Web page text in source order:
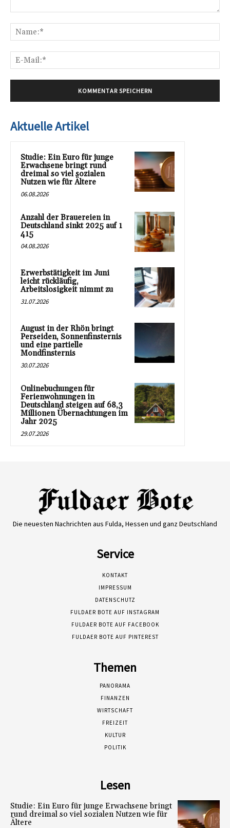
Aktuelle Artikel
Studie: Ein Euro für junge
Erwachsene bringt rund
dreimal so viel sozialen
Nutzen wie für Ältere
06.08.2026
Anzahl der Brauereien in
Deutschland sinkt 2025 auf 1
415
04.08.2026
Erwerbstätigkeit im Juni
leicht rückläufig,
Arbeitslosigkeit nimmt zu
31.07.2026
August in der Rhön bringt
Perseiden, Sonnenfinsternis
und eine partielle
Mondfinsternis
30.07.2026
Onlinebuchungen für
Ferienwohnungen in
Deutschland steigen auf 68,3
Millionen Übernachtungen im
Jahr 2025
29.07.2026
Die neuesten Nachrichten aus Fulda, Hessen und ganz Deutschland
Service
KONTAKT
IMPRESSUM
DATENSCHUTZ
FULDAER BOTE AUF INSTAGRAM
FULDAER BOTE AUF FACEBOOK
FULDAER BOTE AUF PINTEREST
Themen
PANORAMA
FINANZEN
WIRTSCHAFT
FREIZEIT
KULTUR
POLITIK
Lesen
Studie: Ein Euro für junge Erwachsene bringt
rund dreimal so viel sozialen Nutzen wie für
Ältere